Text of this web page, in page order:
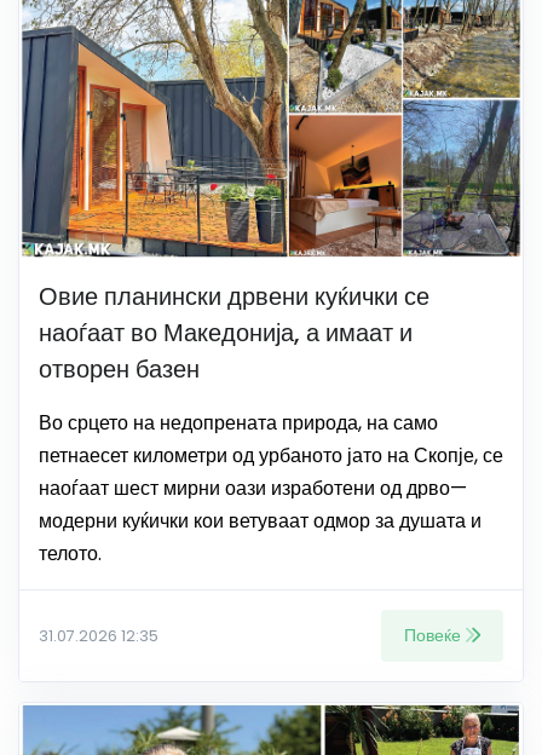
Овие планински дрвени куќички се
наоѓаат во Македонија, а имаат и
отворен базен
Во срцето на недопрената природа, на само
петнаесет километри од урбаното јато на Скопје, се
наоѓаат шест мирни оази изработени од дрво—
модерни куќички кои ветуваат одмор за душата и
телото.
31.07.2026 12:35 Повеќе